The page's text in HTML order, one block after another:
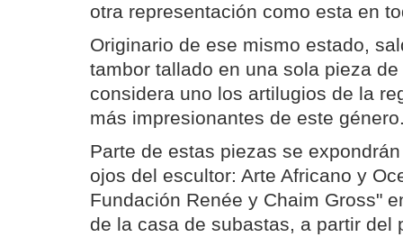
otra representación como esta en
Originario de ese mismo estado,
tambor tallado en una sola pieza
considera uno los artilugios de la
más impresionantes de este
Parte de estas piezas se
ojos del escultor: Arte Africano y
Fundación Renée y Chaim Gross"
de la casa de subastas, a partir del